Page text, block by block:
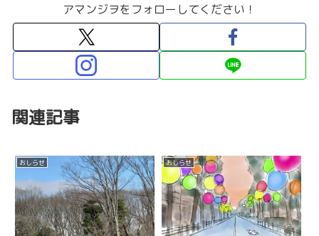
アマンジヲをフォローしてください！
関連記事
おしらせ おしらせ